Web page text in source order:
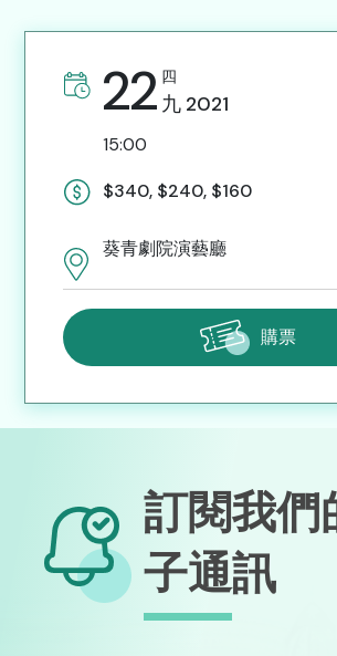
22 四
九 2021
15:00
$340, $240, $160
葵青劇院演藝廳
購票
訂閱我們
子通訊